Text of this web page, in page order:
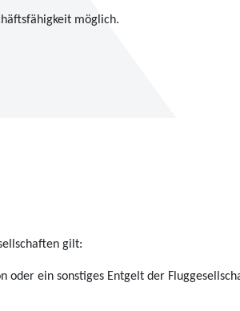
möglich.
gilt:
oder ein sonstiges Entgelt der